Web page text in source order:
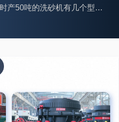
咨询一条生产线，你们能做吗？
岩颚式破碎机带不带电机？
熟料能破碎吗？推荐用什么机器？
机一小时产能多大？是用电的还是燃油的？
左右的制砂机大概什么价位？